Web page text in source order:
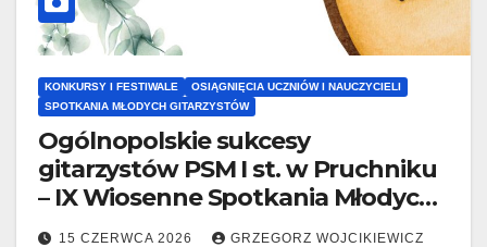
KONKURSY I FESTIWALE
OSIĄGNIĘCIA UCZNIÓW I NAUCZYCIELI
SPOTKANIA MŁODYCH GITARZYSTÓW
Ogólnopolskie sukcesy
gitarzystów PSM I st. w Pruchniku
– IX Wiosenne Spotkania Młodych
Gitarzystów w Pruchniku
15 CZERWCA 2026 GRZEGORZ WOJCIKIEWICZ